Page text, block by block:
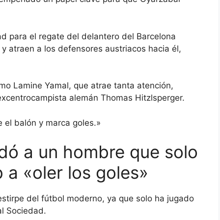
para el regate del delantero del Barcelona
atraen a los defensores austriacos hacia él,
Lamine Yamal, que atrae tanta atención,
alemán Thomas Hitzlsperger.
el balón y marca goles.»
a un hombre que solo
«oler los goles»
del fútbol moderno, ya que solo ha jugado
Sociedad.